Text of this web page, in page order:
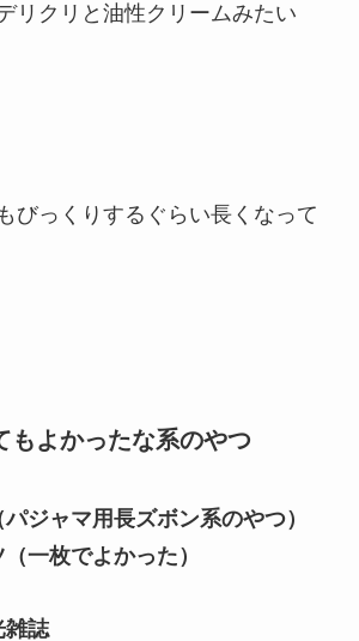
リクリと油性クリームみたい
びっくりするぐらい長くなって
もよかったな系のやつ
ジャマ用長ズボン系のやつ）
一枚でよかった）
雑誌